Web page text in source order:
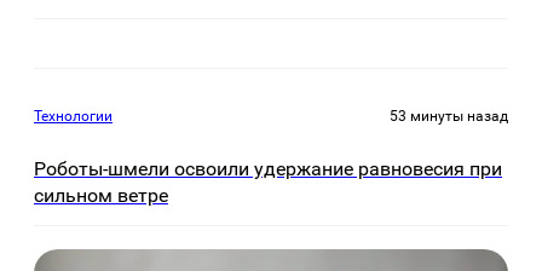
Технологии 53 минуты назад
Роботы-шмели освоили удержание равновесия при
сильном ветре